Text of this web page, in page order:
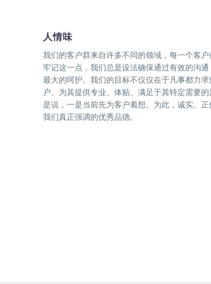
人情味
我们的客户群来自许多不同的领域，每一个客户
牢记这一点，我们总是设法确保通过有效的沟
最大的呵护。我们的目标不仅仅在于凡事都力
户、为其提供专业、体贴、满足于其特定需要
是说，一是当前先为客户着想。为此，诚实、
我们真正强调的优秀品德。